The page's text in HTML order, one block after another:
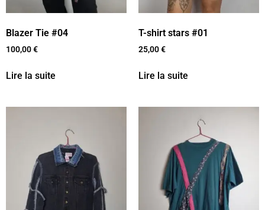
Blazer Tie #04
100,00€
Lire la suite
T-shirt stars #01
25,00€
Lire la suite